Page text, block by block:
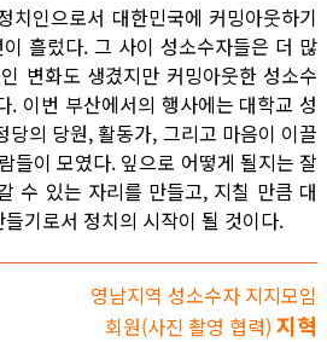
치인으로서 대한민국에 커밍아웃하기
흘렀다. 그 사이 성소수자들은 더 많
변화도 생겼지만 커밍아웃한 성소수
. 이번 부산에서의 행사에는 대학교 성
당의 당원, 활동가, 그리고 마음이 이끌
들이 모였다. 잎으로 어떻게 될지는 잘
수 있는 자리를 만들고, 지칠 만큼 대
기로서 정치의 시작이 될 것이다.
영남지역 성소수자 지지모임
회원(사진 촬영 협력) 지혁